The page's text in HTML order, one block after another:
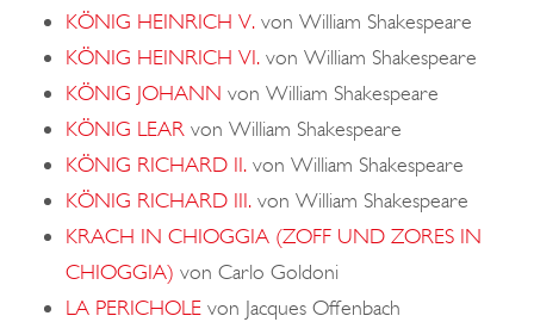
KÖNIG HEINRICH V. von William Shakespeare
KÖNIG HEINRICH VI. von William Shakespeare
KÖNIG JOHANN von William Shakespeare
KÖNIG LEAR von William Shakespeare
KÖNIG RICHARD II. von William Shakespeare
KÖNIG RICHARD III. von William Shakespeare
KRACH IN CHIOGGIA (ZOFF UND ZORES IN
CHIOGGIA) von Carlo Goldoni
LA PERICHOLE von Jacques Offenbach